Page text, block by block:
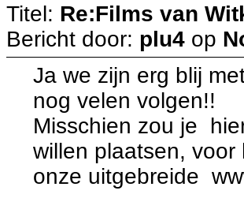
Titel: Re:Films van
Bericht door: plu4 op
Ja we zijn erg blij
nog velen volgen!!
Misschien zou je
willen plaatsen,
onze uitgebreide